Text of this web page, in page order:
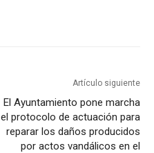
Artículo siguiente
El Ayuntamiento pone marcha
el protocolo de actuación para
reparar los daños producidos
por actos vandálicos en el